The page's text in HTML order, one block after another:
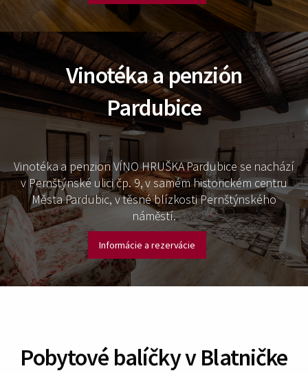
Vinotéka a penzión
Pardubice
Vinotéka a penzion VÍNO HRUŠKA Pardubice se nachází
v Pernštýnské ulici čp. 9, v samém historickém centru
Města Pardubic, v těsné blízkosti Pernštýnského
náměstí.
Informácie a rezervácie
Pobytové balíčky v Blatničke